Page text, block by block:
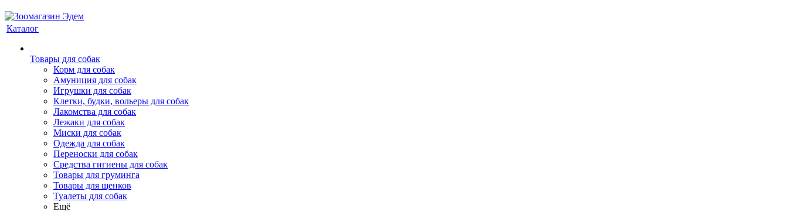
Каталог
Товары для собак
Корм для собак
Амуниция для собак
Игрушки для собак
Клетки, будки, вольеры для собак
Лакомства для собак
Лежаки для собак
Миски для собак
Одежда для собак
Переноски для собак
Средства гигиены для собак
Товары для груминга
Товары для щенков
Туалеты для собак
Ещё